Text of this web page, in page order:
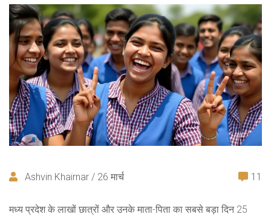
Ashvin Khairnar / 26 मार्च 11
मध्य प्रदेश के लाखों छात्रों और उनके माता-पिता का सबसे बड़ा दिन 25